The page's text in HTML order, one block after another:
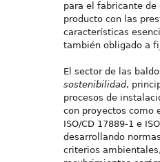
para el fabricante de
producto con las
características
también obligado a
El sector de las
sostenibilidad,
procesos de
con proyectos como
ISO/CD 17889-1 e
desarrollando
criterios